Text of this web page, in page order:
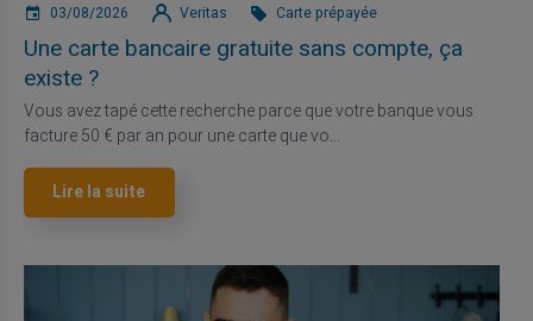
03/08/2026 Veritas Carte prépayée
Une carte bancaire gratuite sans compte, ça
existe ?
Vous avez tapé cette recherche parce que votre banque vous
facture 50 € par an pour une carte que vo...
Lire la suite